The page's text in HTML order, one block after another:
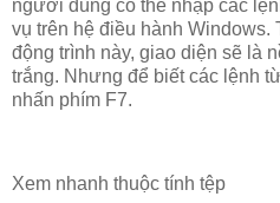
người dùng có thể nhập các
vụ trên hệ điều hành
động trình này, giao diện sẽ là
trắng. Nhưng để biết các lệnh
nhấn phím F7.
Xem nhanh thuộc tính tệp